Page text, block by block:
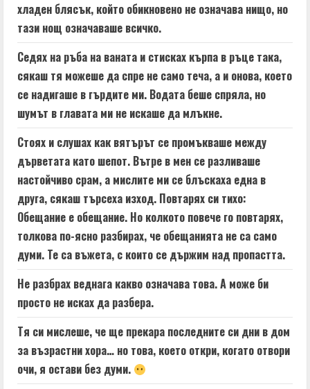
хладен блясък, който обикновено не означава нищо, но
тази нощ означаваше всичко.
Седях на ръба на ваната и стисках кърпа в ръце така,
сякаш тя можеше да спре не само теча, а и онова, което
се надигаше в гърдите ми. Водата беше спряла, но
шумът в главата ми не искаше да млъкне.
Стоях и слушах как вятърът се промъкваше между
дърветата като шепот. Вътре в мен се разливаше
настойчиво срам, а мислите ми се блъскаха една в
друга, сякаш търсеха изход. Повтарях си тихо:
Обещание е обещание. Но колкото повече го повтарях,
толкова по-ясно разбирах, че обещанията не са само
думи. Те са въжета, с които се държим над пропастта.
Не разбрах веднага какво означава това. А може би
просто не исках да разбера.
Тя си мислеше, че ще прекара последните си дни в дом
за възрастни хора… но това, което откри, когато отвори
очи, я остави без думи.